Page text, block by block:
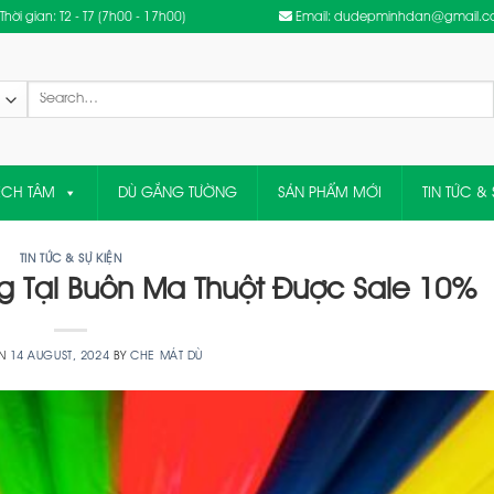
Thời gian: T2 - T7 (7h00 - 17h00) Email:
Search
TÂM DÙ GẮNG TƯỜNG SẢN PHẨM MỚI TIN TỨC &
TIN TỨC & SỰ KIỆN
Tại Buôn Ma Thuột Được Sale 10%
14 AUGUST, 2024 BYCHE MÁT DÙ